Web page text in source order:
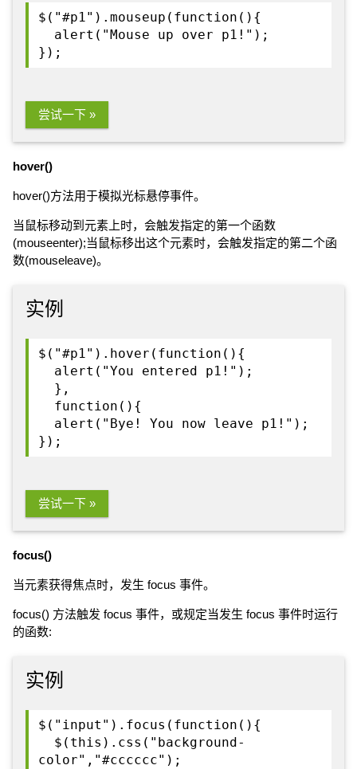
$("#p1").mouseup(function(){
alert("Mouse up over p1!");
});
尝试一下 »
hover()
hover()方法用于模拟光标悬停事件。
当鼠标移动到元素上时，会触发指定的第一个函数
(mouseenter);当鼠标移出这个元素时，会触发指定的第二个函
数(mouseleave)。
实例
$("#p1").hover(function(){
alert("You entered p1!");
},
function(){
alert("Bye! You now leave p1!");
});
尝试一下 »
focus()
当元素获得焦点时，发生 focus 事件。
focus() 方法触发 focus 事件，或规定当发生 focus 事件时运行
的函数:
实例
$("input").focus(function(){
$(this).css("background-
color","#cccccc");